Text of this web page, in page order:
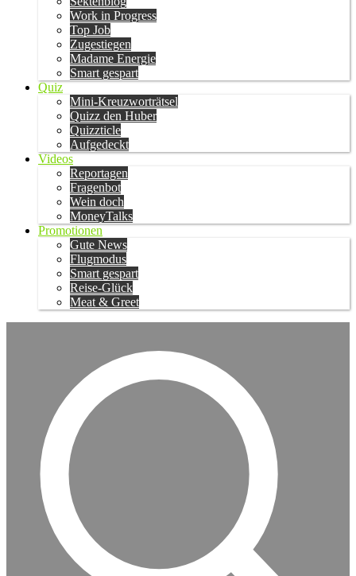
Work in Progress
Top Job
Zugestiegen
Madame Energie
Smart gespart
Quiz
Mini-Kreuzworträtsel
Quizz den Huber
Quizzticle
Aufgedeckt
Videos
Reportagen
Fragenbot
Wein doch
MoneyTalks
Promotionen
Gute News
Flugmodus
Smart gespart
Reise-Glück
Meat & Greet